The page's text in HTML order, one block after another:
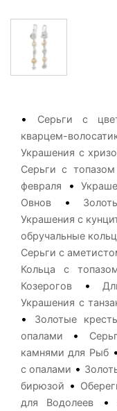
• Серьги с
кварцем-
Украшения с
Серьги с топазом
февраля
•
Овнов •
Украшения с
обручальные
Серьги с
Кольца с
Козерогов •
Украшения с
• Золотые
опалами
•
камнями для Рыб•
с опалами •
бирюзой •
для Водолеев
•